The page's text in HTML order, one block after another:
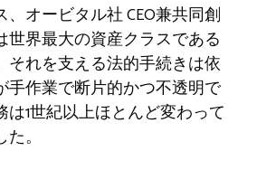
、オービタル社CEO兼共同創
世界最大の資産クラスである
それを支える法的手続きは依
手作業で断片的かつ不透明で
1世紀以上ほとんど変わって
。